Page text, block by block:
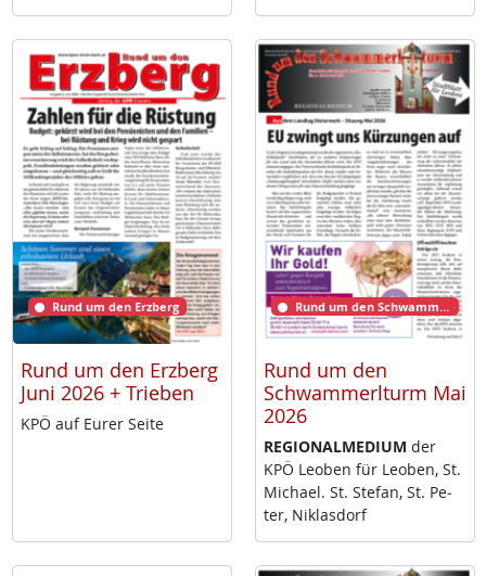
Rund um den Erzberg
Rund um den Erzberg
Juni 2026 + Trieben
KPÖ auf Eu­rer Sei­te
Rund um den Schwammerlturm
Rund um den
Schwammerlturm Mai
2026
RE­GIO­NAL­ME­DI­UM der
KPÖ Leo­ben für Leo­ben, St.
Mi­cha­el. St. Ste­fan, St. Pe­
ter, Niklas­dorf